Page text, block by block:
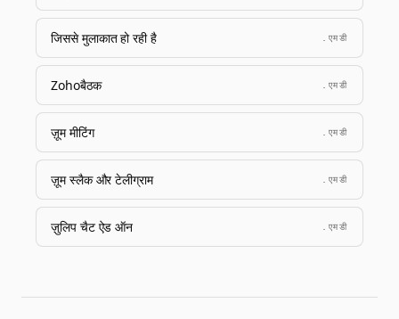
जिससे मुलाकात हो रही है .एमडी
Zohoबैठक .एमडी
ज़ूम मीटिंग .एमडी
ज़ूम स्लैक और टेलीग्राम .एमडी
ज़ुलिप चैट ऐड ऑन .एमडी